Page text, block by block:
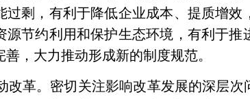
过剩，有利于降低企业成本、提质增
源节约利用和保护生态环境，有利于
，大力推动形成新的制度规范。
革。密切关注影响改革发展的深层次